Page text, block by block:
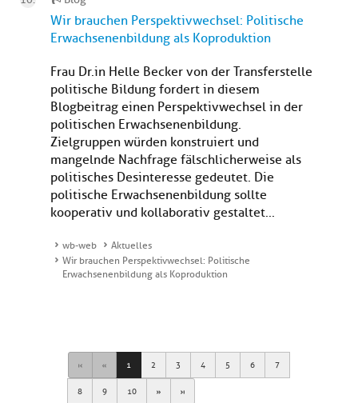
Wir brauchen Perspektivwechsel: Politische
Erwachsenenbildung als Koproduktion
Frau Dr.in Helle Becker von der Transferstelle
politische Bildung fordert in diesem
Blogbeitrag einen Perspektivwechsel in der
politischen Erwachsenenbildung.
Zielgruppen würden konstruiert und
mangelnde Nachfrage fälschlicherweise als
politisches Desinteresse gedeutet. Die
politische Erwachsenenbildung sollte
kooperativ und kollaborativ gestaltet...
wb-web
Aktuelles
Wir brauchen Perspektivwechsel: Politische
Erwachsenenbildung als Koproduktion
First Previous
1 2 3 4 5 6 7
8 9 10 Next Last